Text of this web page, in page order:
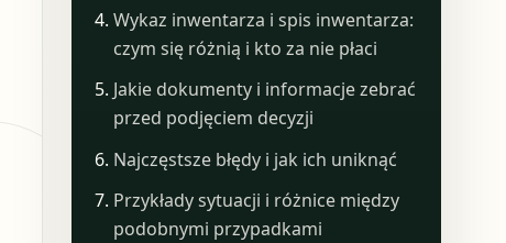
Wykaz inwentarza i spis inwentarza:
czym się różnią i kto za nie płaci
Jakie dokumenty i informacje zebrać
przed podjęciem decyzji
Najczęstsze błędy i jak ich uniknąć
Przykłady sytuacji i różnice między
podobnymi przypadkami